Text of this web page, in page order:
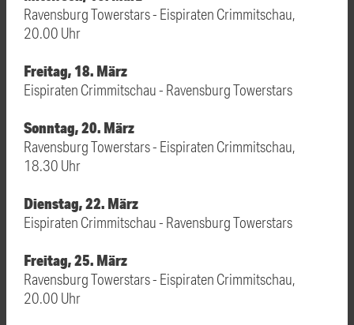
Ravensburg Towerstars - Eispiraten Crimmitschau,
20.00 Uhr
Freitag, 18. März
Eispiraten Crimmitschau - Ravensburg Towerstars
Sonntag, 20. März
Ravensburg Towerstars - Eispiraten Crimmitschau,
18.30 Uhr
Dienstag, 22. März
Eispiraten Crimmitschau - Ravensburg Towerstars
Freitag, 25. März
Ravensburg Towerstars - Eispiraten Crimmitschau,
20.00 Uhr